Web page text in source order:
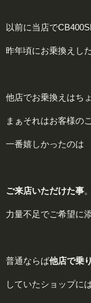
以前に当店で
昨年頃にお乗換えし
他店でお乗換えはち
まぁそれはお客様の
一番嬉しかったのは
ご来店いただけた事。
力量不足でご希望に
普通ならば他店で乗
していたショップに